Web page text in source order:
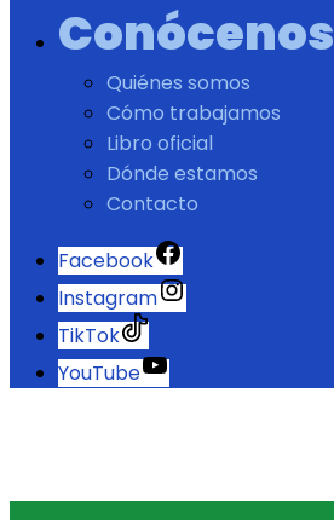
Conócenos
Quiénes somos
Cómo trabajamos
Libro oficial
Dónde estamos
Contacto
Facebook
Instagram
TikTok
YouTube